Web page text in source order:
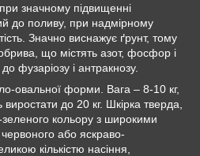
значному підвищенні
до поливу, при надмірному
Значно виснажує ґрунт, тому
що містять азот, фосфор і
фузаріозу і антракнозу.
овальної форми. Вага – 8-10 кг,
до 20 кг. Шкірка тверда,
зеленого кольору з широкими
або яскраво-
кількістю насіння,